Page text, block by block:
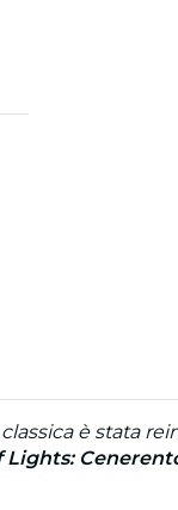
è stata
Lights: